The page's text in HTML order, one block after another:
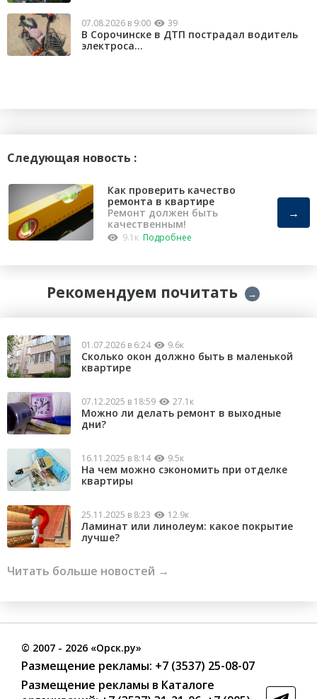
07.08.2026 в 9:00 39
В Сорочинске в ДТП пострадал водитель
электроса...
Следующая новость :
Как проверить качество
ремонта в квартире
Ремонт должен быть
качественным!
9.1к Подробнее
→
Рекомендуем почитать →
01.07.2026 в 6:24 9.6к
Сколько окон должно быть в маленькой
квартире
07.12.2025 в 18:59 27.1к
Можно ли делать ремонт в выходные
дни?
16.11.2025 в 8:14 9.5к
На чем можно сэкономить при отделке
квартиры
25.11.2025 в 8:23 12.9к
Ламинат или линолеум: какое покрытие
лучше?
Читать больше новостей →
© 2007 - 2026 «Орск.ру»
Размещение рекламы: +7 (3537) 25-08-07
Размещение рекламы в Каталоге